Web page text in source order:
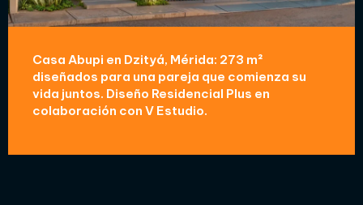
Casa Abupi en Dzityá, Mérida: 273 m²
diseñados para una pareja que comienza su
vida juntos. Diseño Residencial Plus en
colaboración con V Estudio.